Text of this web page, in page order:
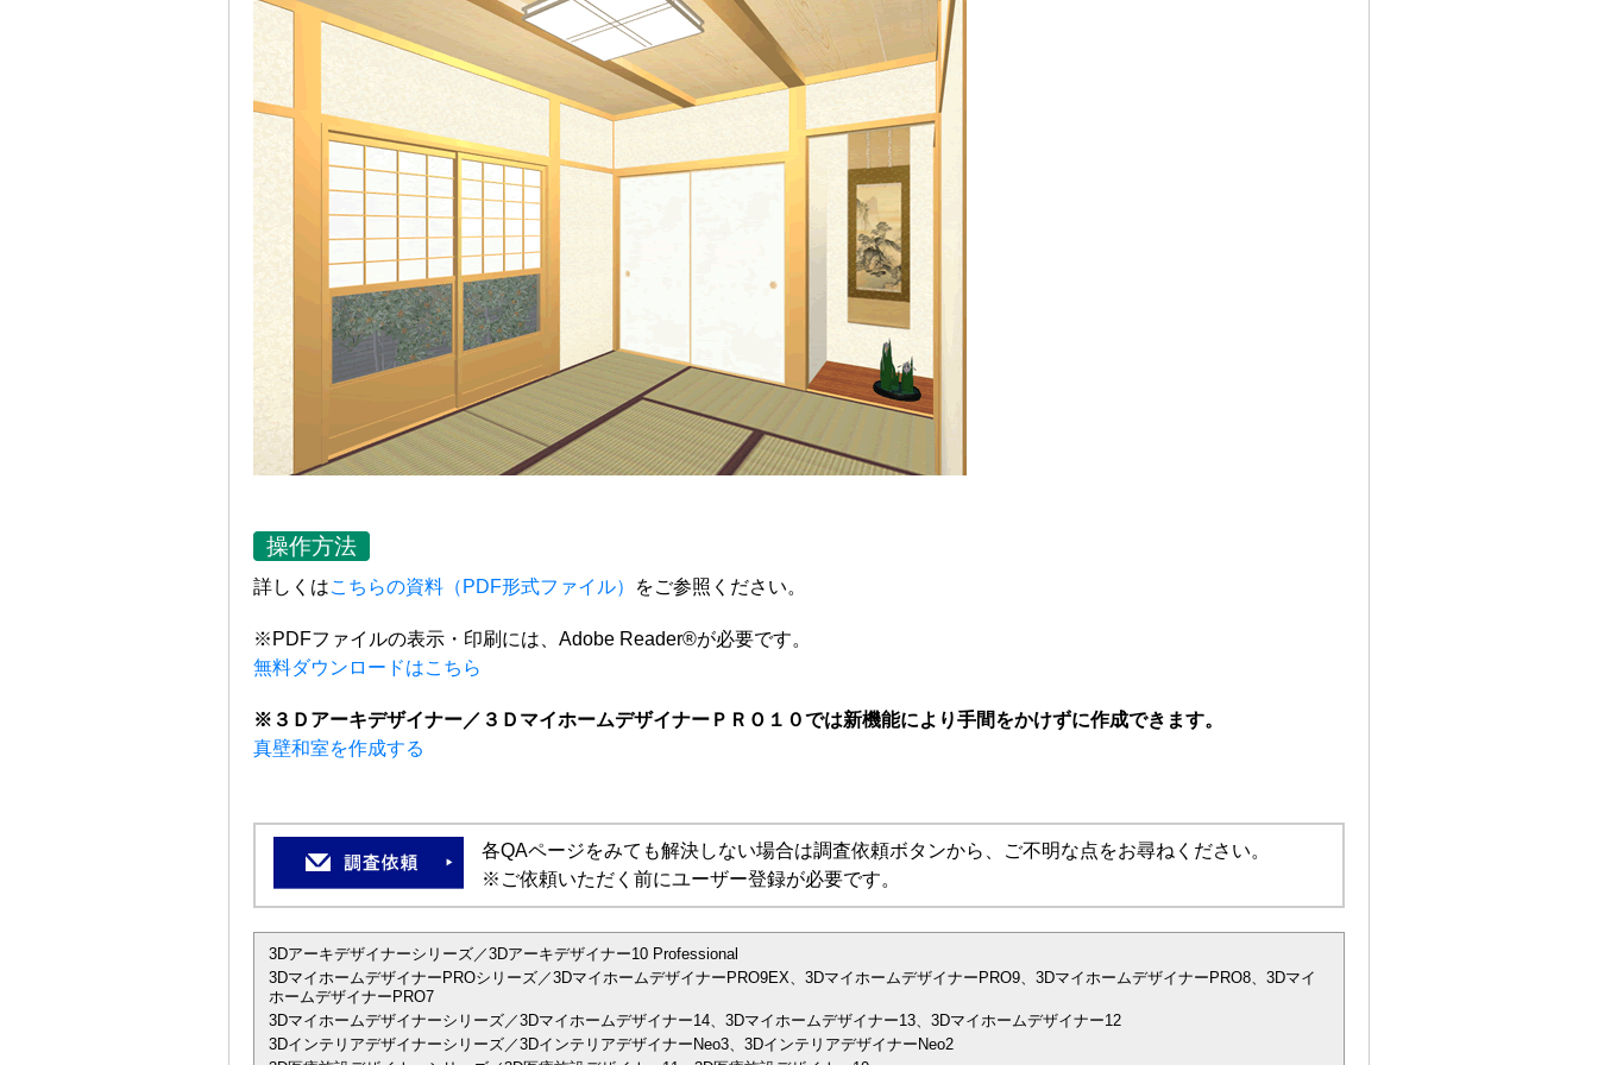
操作方法
詳しくはこちらの資料（PDF形式ファイル） をご参照ください。
※PDFファイルの表示・印刷には、Adobe Reader®が必要です。
無料ダウンロードはこちら
※３Ｄアーキデザイナー／３ＤマイホームデザイナーＰＲＯ１０では新機能により手間をかけずに作成できます。
真壁和室を作成する
各QAページをみても解決しない場合は調査依頼ボタンから、ご不明な点をお尋ねください。
※ご依頼いただく前にユーザー登録が必要です。
3Dアーキデザイナーシリーズ／3Dアーキデザイナー10 Professional
3DマイホームデザイナーPROシリーズ／3DマイホームデザイナーPRO9EX、3DマイホームデザイナーPRO9、3DマイホームデザイナーPRO8、3Dマイ
ホームデザイナーPRO7
3Dマイホームデザイナーシリーズ／3Dマイホームデザイナー14、3Dマイホームデザイナー13、3Dマイホームデザイナー12
3Dインテリアデザイナーシリーズ／3DインテリアデザイナーNeo3、3DインテリアデザイナーNeo2